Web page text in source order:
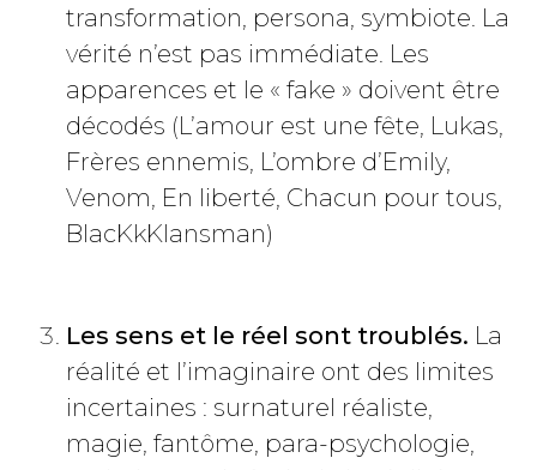
transformation, persona, symbiote. La
vérité n’est pas immédiate. Les
apparences et le « fake » doivent être
décodés (L’amour est une fête, Lukas,
Frères ennemis, L’ombre d’Emily,
Venom, En liberté, Chacun pour tous,
BlacKkKlansman)
Les sens et le réel sont troublés. La
réalité et l’imaginaire ont des limites
incertaines : surnaturel réaliste,
magie, fantôme, para-psychologie,